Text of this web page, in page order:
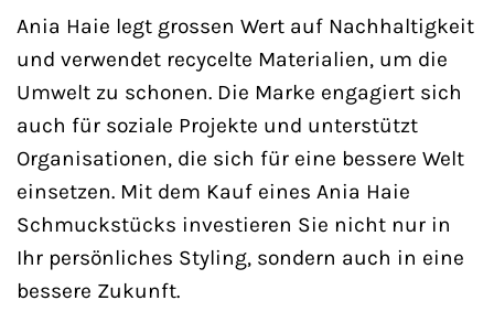
Ania Haie legt grossen Wert auf Nachhaltigkeit
und verwendet recycelte Materialien, um die
Umwelt zu schonen. Die Marke engagiert sich
auch für soziale Projekte und unterstützt
Organisationen, die sich für eine bessere Welt
einsetzen. Mit dem Kauf eines Ania Haie
Schmuckstücks investieren Sie nicht nur in
Ihr persönliches Styling, sondern auch in eine
bessere Zukunft.